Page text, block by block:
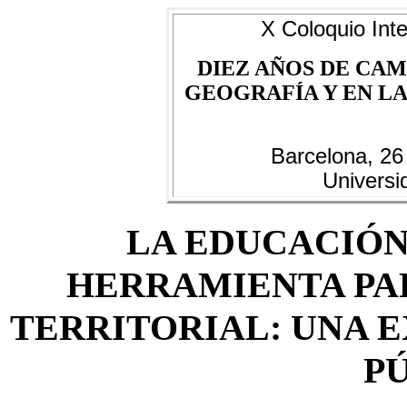
X Coloquio
DIEZ AÑOS DE
GEOGRAFÍA Y EN
Barcelona,
LA
HERRAMIENTA
TERRITORIAL: UNA